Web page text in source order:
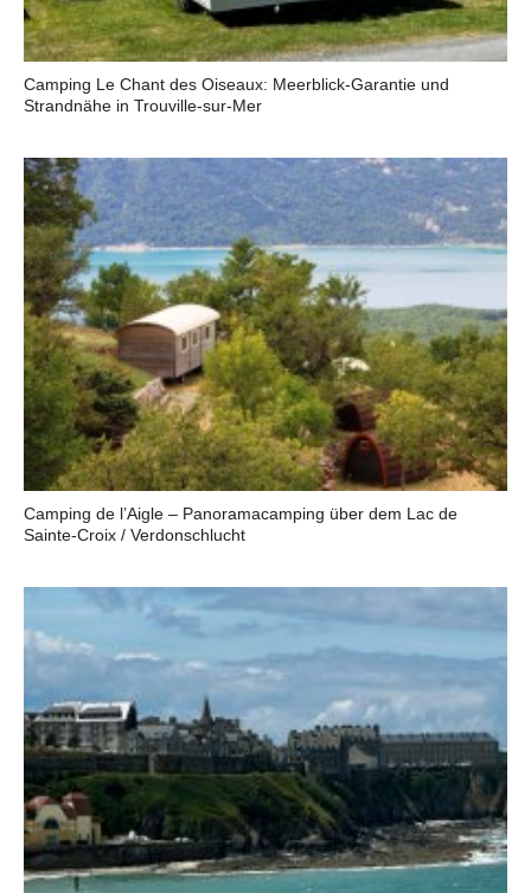
Camping Le Chant des Oiseaux: Meerblick-Garantie und
Strandnähe in Trouville-sur-Mer
Camping de l’Aigle – Panoramacamping über dem Lac de
Sainte-Croix / Verdonschlucht